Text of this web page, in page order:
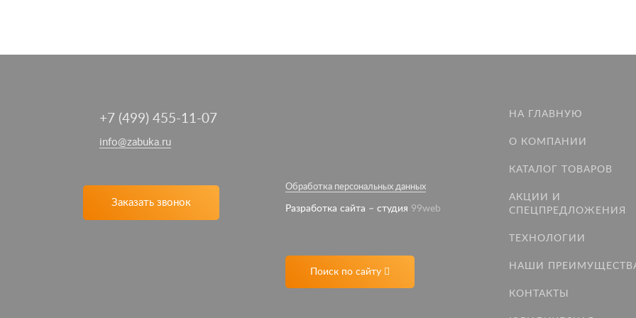
+7 (499) 455-11-07
info@zabuka.ru
Заказать звонок
Обработка персональных данных
Разработка сайта – студия 99web
Поиск по сайту
НА ГЛАВНУЮ
О КОМПАНИИ
КАТАЛОГ ТОВАРОВ
АКЦИИ И
СПЕЦПРЕДЛОЖЕНИЯ
ТЕХНОЛОГИИ
НАШИ
КОНТАКТЫ